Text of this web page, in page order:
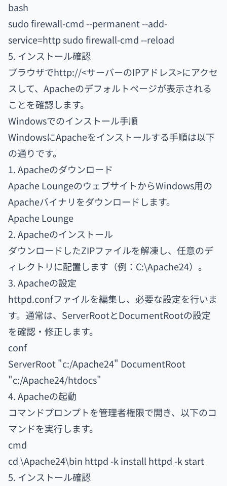
bash
sudo firewall-cmd --permanent --add-
service=http sudo firewall-cmd --reload
5. インストール確認
ブラウザでhttp://<サーバーのIPアドレス>にアクセ
スして、Apacheのデフォルトページが表示される
ことを確認します。
Windowsでのインストール手順
WindowsにApacheをインストールする手順は以下
の通りです。
1. Apacheのダウンロード
Apache LoungeのウェブサイトからWindows用の
Apacheバイナリをダウンロードします。
Apache Lounge
2. Apacheのインストール
ダウンロードしたZIPファイルを解凍し、任意のデ
ィレクトリに配置します（例：C:\Apache24）。
3. Apacheの設定
httpd.confファイルを編集し、必要な設定を行いま
す。通常は、ServerRootとDocumentRootの設定
を確認・修正します。
conf
ServerRoot "c:/Apache24" DocumentRoot
"c:/Apache24/htdocs"
4. Apacheの起動
コマンドプロンプトを管理者権限で開き、以下のコ
マンドを実行します。
cmd
cd \Apache24\bin httpd -k install httpd -k start
5. インストール確認